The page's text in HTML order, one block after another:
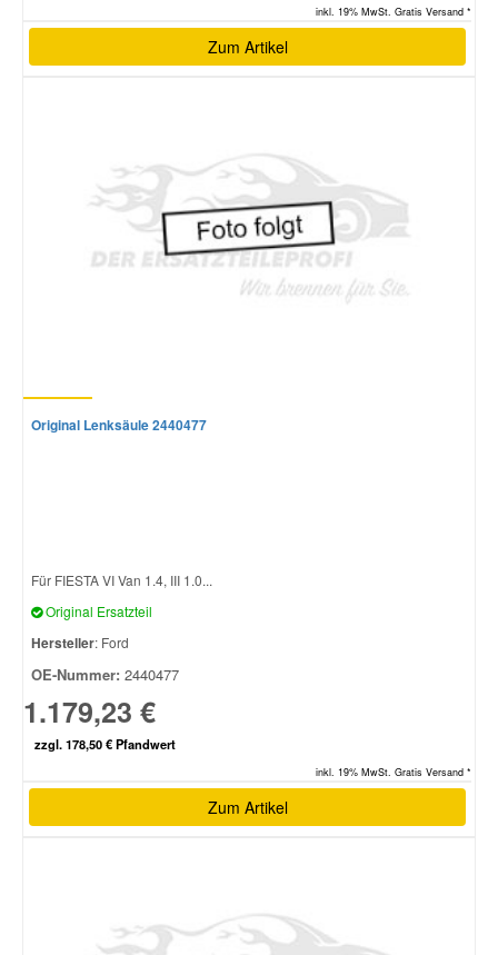
inkl. 19% MwSt. Gratis Versand *
Zum Artikel
Original Lenksäule 2440477
Für FIESTA VI Van 1.4, III 1.0...
Original Ersatzteil
Hersteller: Ford
OE-Nummer: 2440477
1.179,23 €
zzgl. 178,50 € Pfandwert
inkl. 19% MwSt. Gratis Versand *
Zum Artikel